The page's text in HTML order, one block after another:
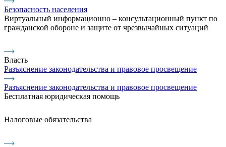
Безопасность населения
Виртуальный информационно – консультационный пункт по
гражданской обороне и защите от чрезвычайных ситуаций
Власть
Разъяснение законодательства и правовое просвещение
Разъяснение законодательства и правовое просвещение
Бесплатная юридическая помощь
Налоговые обязательства